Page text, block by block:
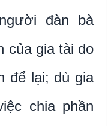
đàn bà
của gia tài do
để lại; dù gia
chia phần